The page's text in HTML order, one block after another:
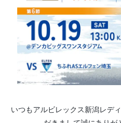
いつもアルビレックス新潟レデ